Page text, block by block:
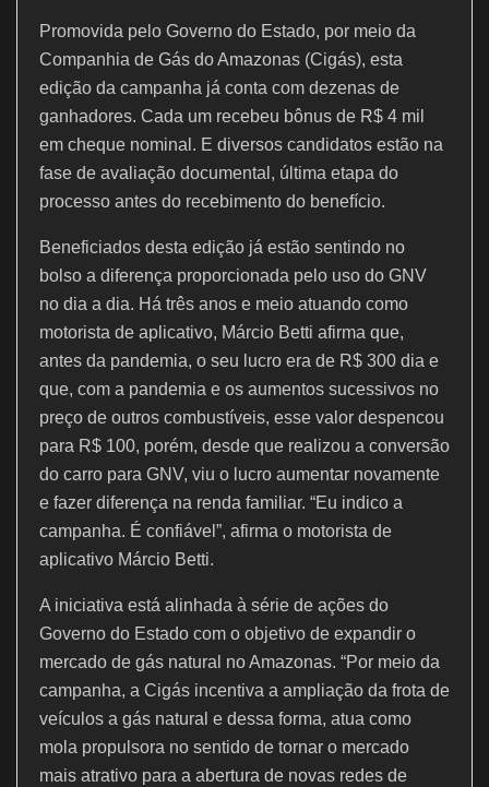
Promovida pelo Governo do Estado, por meio da
Companhia de Gás do Amazonas (Cigás), esta
edição da campanha já conta com dezenas de
ganhadores. Cada um recebeu bônus de R$ 4 mil
em cheque nominal. E diversos candidatos estão na
fase de avaliação documental, última etapa do
processo antes do recebimento do benefício.
Beneficiados desta edição já estão sentindo no
bolso a diferença proporcionada pelo uso do GNV
no dia a dia. Há três anos e meio atuando como
motorista de aplicativo, Márcio Betti afirma que,
antes da pandemia, o seu lucro era de R$ 300 dia e
que, com a pandemia e os aumentos sucessivos no
preço de outros combustíveis, esse valor despencou
para R$ 100, porém, desde que realizou a conversão
do carro para GNV, viu o lucro aumentar novamente
e fazer diferença na renda familiar. “Eu indico a
campanha. É confiável”, afirma o motorista de
aplicativo Márcio Betti.
A iniciativa está alinhada à série de ações do
Governo do Estado com o objetivo de expandir o
mercado de gás natural no Amazonas. “Por meio da
campanha, a Cigás incentiva a ampliação da frota de
veículos a gás natural e dessa forma, atua como
mola propulsora no sentido de tornar o mercado
mais atrativo para a abertura de novas redes de